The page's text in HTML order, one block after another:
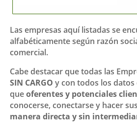
Las empresas aquí listadas se
alfabéticamente según razón
comercial.
Cabe destacar que todas las
SIN CARGO y con todos los
queoferentes y potenciales
conocerse, conectarse y hacer
manera directa y sin